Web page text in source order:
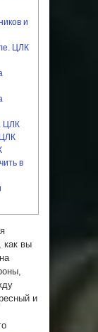
и
ЦЛК
ЦЛК
в
как вы
и